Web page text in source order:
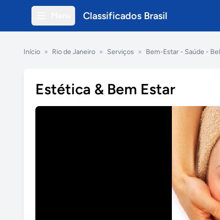
Classificados Brasil
Início » Rio de Janeiro » Serviços » Bem-Estar - Saúde -
Estética & Bem Estar